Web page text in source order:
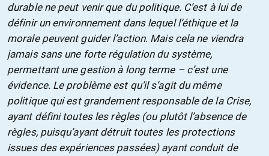
durable ne peut venir que du politique. C’est à lui de
définir un environnement dans lequel l’éthique et la
morale peuvent guider l’action. Mais cela ne viendra
jamais sans une forte régulation du système,
permettant une gestion à long terme – c’est une
évidence. Le problème est qu’il s’agit du même
politique qui est grandement responsable de la Crise,
ayant défini toutes les règles (ou plutôt l’absence de
règles, puisqu’ayant détruit toutes les protections
issues des expériences passées) ayant conduit de